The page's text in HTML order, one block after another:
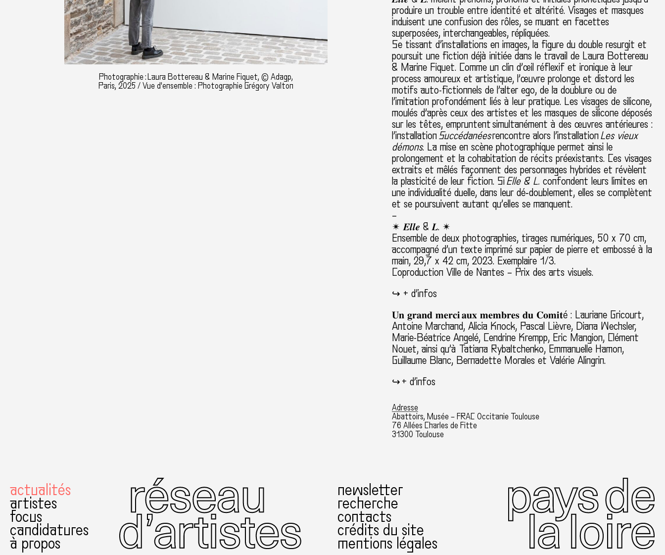
Photographie : Laura Bottereau & Marine Fiquet, © Adagp,
Paris, 2025 / Vue d'ensemble : Photographie Grégory Valton
produire un trouble entre identité et altérité. Visages et masques
induisent une confusion des rôles, se muant en facettes
superposées, interchangeables, répliquées.
Se tissant d’installations en images, la figure du double resurgit et
poursuit une fiction déjà initiée dans le travail de Laura Bottereau
& Marine Fiquet. Comme un clin d’œil réflexif et ironique à leur
process amoureux et artistique, l’œuvre prolonge et distord les
motifs auto-fictionnels de l’alter ego, de la doublure ou de
l’imitation profondément liés à leur pratique. Les visages de silicone,
moulés d’après ceux des artistes et les masques de silicone déposés
sur les têtes, empruntent simultanément à des œuvres antérieures :
l’installationSuccédanéesrencontre alors l’installationLes vieux
démons. La mise en scène photographique permet ainsi le
prolongement et la cohabitation de récits préexistants. Ces visages
extraits et mêlés façonnent des personnages hybrides et révèlent
la plasticité de leur fiction. SiElle & L. confondent leurs limites en
une individualité duelle, dans leur dé‑doublement, elles se complètent
et se poursuivent autant qu’elles se manquent.
–
✴ 𝑬𝒍𝒍𝒆 & 𝑳. ✴
Ensemble de deux photographies, tirages numériques, 50 x 70 cm,
accompagné d’un texte imprimé sur papier de pierre et embossé à la
main, 29,7 x 42 cm, 2023. Exemplaire 1/3.
Coproduction Ville de Nantes – Prix des arts visuels.
↪︎ + d’infos
𝐔𝐧 𝐠𝐫𝐚𝐧𝐝 𝐦𝐞𝐫𝐜𝐢 𝐚𝐮𝐱 𝐦𝐞𝐦𝐛𝐫𝐞𝐬 𝐝𝐮 𝐂𝐨𝐦𝐢𝐭é: Lauriane Gricourt,
Antoine Marchand, Alicia Knock, Pascal Lièvre, Diana Wechsler,
Marie-Béatrice Angelé, Cendrine Krempp, Eric Mangion, Clément
Nouet, ainsi qu’à Tatiana Rybaltchenko, Emmanuelle Hamon,
Guillaume Blanc, Bernadette Morales et Valérie Alingrin.
↪︎ + d’infos
Adresse
Abattoirs, Musée – FRAC Occitanie Toulouse
76 Allées Charles de Fitte
31300 Toulouse
actualités
artistes
focus
candidatures
à propos
newsletter
recherche
contacts
crédits du site
mentions légales